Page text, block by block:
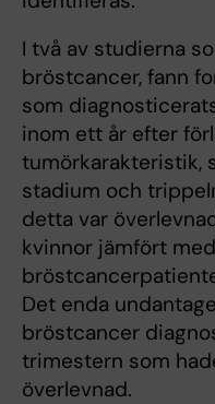
I två av studierna
bröstcancer, fann
som
inom ett år efter
tumörkarakteristik,
stadium och
detta var
kvinnor jämfört
Det enda
bröstcancer
trimestern som
överlevnad.